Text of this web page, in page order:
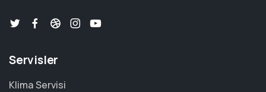
Servisler
Klima Servisi